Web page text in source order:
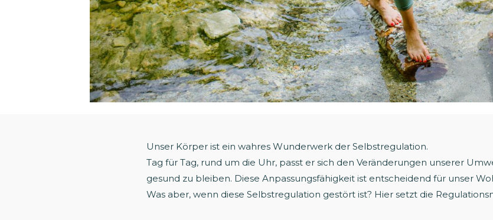
Unser Körper ist ein wahres Wunderwerk der Selbstregulation.
Tag für Tag, rund um die Uhr, passt er sich den Veränderungen unserer
gesund zu bleiben. Diese Anpassungsfähigkeit ist entscheidend für unser
Was aber, wenn diese Selbstregulation gestört ist? Hier setzt die